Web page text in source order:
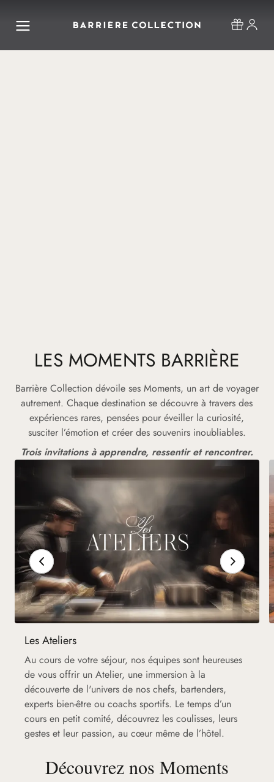
LES MOMENTS BARRIÈRE
Barrière Collection dévoile ses Moments, un art de voyager
autrement. Chaque destination se découvre à travers des
expériences rares, pensées pour éveiller la curiosité,
susciter l’émotion et créer des souvenirs inoubliables.
Trois invitations à apprendre, ressentir et rencontrer.
Les Ateliers
Au cours de votre séjour, nos équipes sont heureuses
de vous offrir un Atelier, une immersion à la
découverte de l'univers de nos chefs, bartenders,
experts bien-être ou coachs sportifs. Le temps d’un
cours en petit comité, découvrez les coulisses, leurs
gestes et leur passion, au cœur même de l’hôtel.
Découvrez nos Moments